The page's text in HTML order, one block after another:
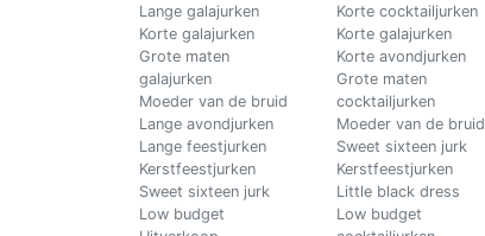
Lange galajurken
Korte galajurken
Grote maten
galajurken
Moeder van de bruid
Lange avondjurken
Lange feestjurken
Kerstfeestjurken
Sweet sixteen jurk
Low budget
Korte cocktailjurken
Korte galajurken
Korte avondjurken
Grote maten
cocktailjurken
Moeder van de bruid
Sweet sixteen jurk
Kerstfeestjurken
Little black dress
Low budget